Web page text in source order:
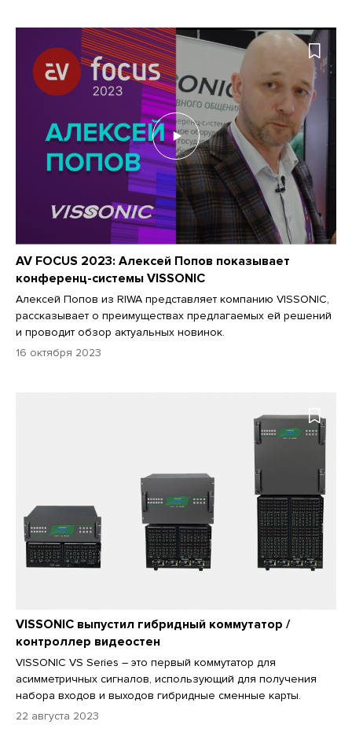
AV FOCUS 2023: Алексей Попов показывает
конференц-системы VISSONIC
Алексей Попов из RIWA представляет компанию VISSONIC,
рассказывает о преимуществах предлагаемых ей решений
и проводит обзор актуальных новинок.
16 октября 2023
VISSONIC выпустил гибридный коммутатор /
контроллер видеостен
VISSONIC VS Series – это первый коммутатор для
асимметричных сигналов, использующий для получения
набора входов и выходов гибридные сменные карты.
22 августа 2023